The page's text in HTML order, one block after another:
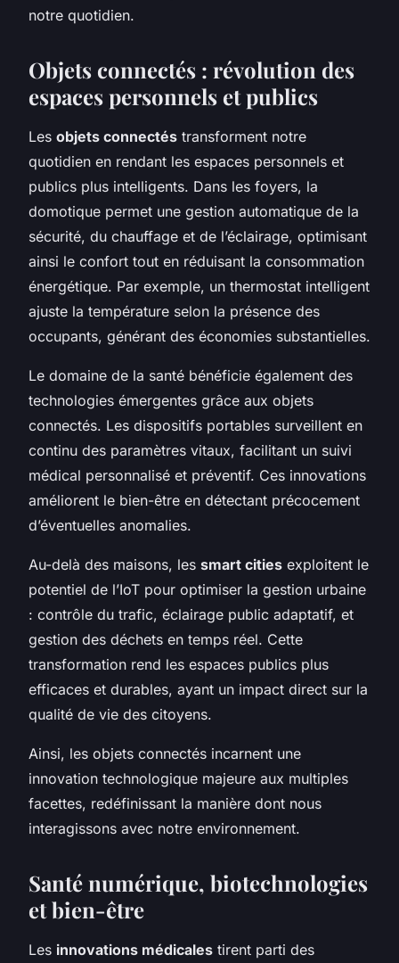
notre quotidien.
Objets connectés : révolution des
espaces personnels et publics
Les objets connectés transforment notre
quotidien en rendant les espaces personnels et
publics plus intelligents. Dans les foyers, la
domotique permet une gestion automatique de la
sécurité, du chauffage et de l’éclairage, optimisant
ainsi le confort tout en réduisant la consommation
énergétique. Par exemple, un thermostat intelligent
ajuste la température selon la présence des
occupants, générant des économies substantielles.
Le domaine de la santé bénéficie également des
technologies émergentes grâce aux objets
connectés. Les dispositifs portables surveillent en
continu des paramètres vitaux, facilitant un suivi
médical personnalisé et préventif. Ces innovations
améliorent le bien-être en détectant précocement
d’éventuelles anomalies.
Au-delà des maisons, les smart cities exploitent le
potentiel de l’IoT pour optimiser la gestion urbaine
: contrôle du trafic, éclairage public adaptatif, et
gestion des déchets en temps réel. Cette
transformation rend les espaces publics plus
efficaces et durables, ayant un impact direct sur la
qualité de vie des citoyens.
Ainsi, les objets connectés incarnent une
innovation technologique majeure aux multiples
facettes, redéfinissant la manière dont nous
interagissons avec notre environnement.
Santé numérique, biotechnologies
et bien-être
Les innovations médicales tirent parti des